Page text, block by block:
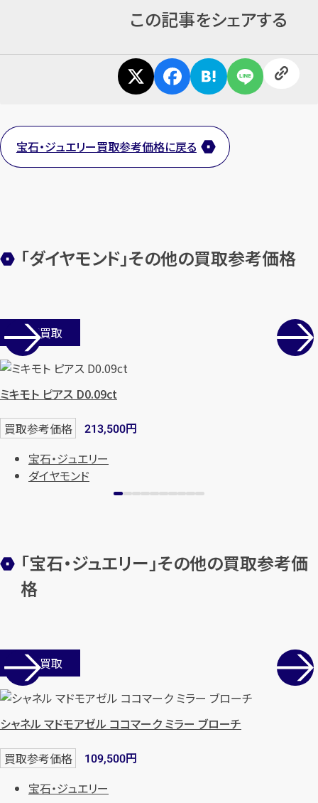
します
まずは
メールで無料相談する
この記事をシェアする
宝石・ジュエリー買取参考価格に戻る
「ダイヤモンド」その他の買取参考価格
店舗買取
ミキモト ピアス D0.09ct
買取参考価格 213,500円
宝石・ジュエリー
ダイヤモンド
「宝石・ジュエリー」その他の買取参考価
格
店舗買取
シャネル マドモアゼル ココマーク ミラー ブローチ
買取参考価格 109,500円
宝石・ジュエリー